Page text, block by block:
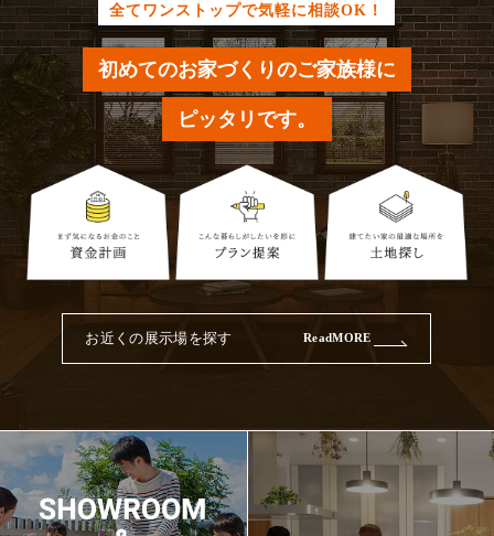
全てワンストップで気軽に相談OK！
初めてのお家づくりのご家族様に
ピッタリです。
お近くの展示場を探す ReadMORE